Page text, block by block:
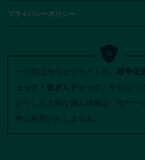
プライバシーポリシー
一心堂は当ウェブサイトの「
暗号化
ェック・改ざんチェック
」を行な
かりした大切な個人情報は、当サー
外に利用いたしません。